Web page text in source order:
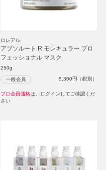
ロレアル
アブソルート R モレキュラー プロ
フェッショナル マスク
250g
一般会員 5,360円（税別）
プロ会員価格は、ログインしてご確認くだ
さい